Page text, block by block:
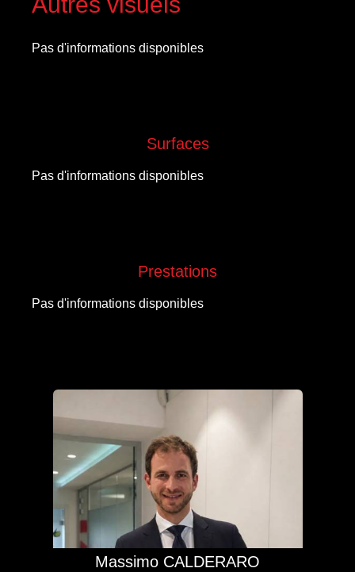
Pas d'informations disponibles
Surfaces
Pas d'informations disponibles
Prestations
Pas d'informations disponibles
Massimo CALDERARO